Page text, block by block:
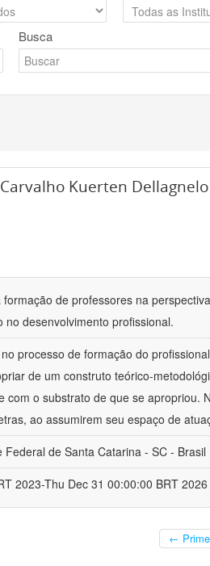
Busca
Kuerten Dellagnelo
de professores na
desenvolvimento profissional.
processo de formação do
de um construto teórico-
com o substrato de que se apropriou.
ao assumirem seu espaço de
Federal de Santa Catarina - SC - Brasil
2023-Thu Dec 31 00:00:00 BRT 2026
←